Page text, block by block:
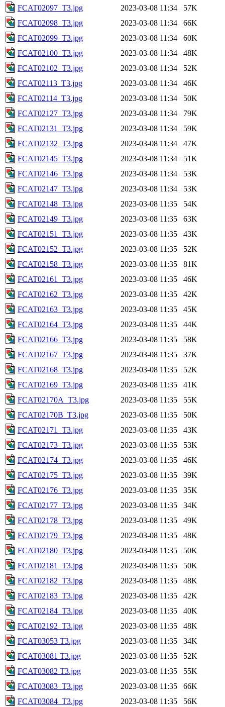
FCAT02097_T3.jpg 2023-03-08 11:34
57K
FCAT02098_T3.jpg
2023-03-08 11:34
66K
FCAT02099_T3.jpg
2023-03-08 11:34
60K
FCAT02100_T3.jpg
2023-03-08 11:34
48K
FCAT02102_T3.jpg
2023-03-08 11:34
52K
FCAT02113_T3.jpg
2023-03-08 11:34
46K
FCAT02114_T3.jpg
2023-03-08 11:34
50K
FCAT02127_T3.jpg
2023-03-08 11:34
79K
FCAT02131_T3.jpg
2023-03-08 11:34
59K
FCAT02132_T3.jpg
2023-03-08 11:34
47K
FCAT02145_T3.jpg
2023-03-08 11:34
51K
FCAT02146_T3.jpg
2023-03-08 11:34
53K
FCAT02147_T3.jpg
2023-03-08 11:34
53K
FCAT02148_T3.jpg
2023-03-08 11:35
54K
FCAT02149_T3.jpg
2023-03-08 11:35
63K
FCAT02151_T3.jpg
2023-03-08 11:35
43K
FCAT02152_T3.jpg
2023-03-08 11:35
52K
FCAT02158_T3.jpg
2023-03-08 11:35
81K
FCAT02161_T3.jpg
2023-03-08 11:35
46K
FCAT02162_T3.jpg
2023-03-08 11:35
42K
FCAT02163_T3.jpg
2023-03-08 11:35
45K
FCAT02164_T3.jpg
2023-03-08 11:35
44K
FCAT02166_T3.jpg
2023-03-08 11:35
58K
FCAT02167_T3.jpg
2023-03-08 11:35
37K
FCAT02168_T3.jpg
2023-03-08 11:35
52K
FCAT02169_T3.jpg
2023-03-08 11:35
41K
FCAT02170A_T3.jpg
2023-03-08 11:35
55K
FCAT02170B_T3.jpg
2023-03-08 11:35
50K
FCAT02171_T3.jpg
2023-03-08 11:35
43K
FCAT02173_T3.jpg
2023-03-08 11:35
53K
FCAT02174_T3.jpg
2023-03-08 11:35
46K
FCAT02175_T3.jpg
2023-03-08 11:35
39K
FCAT02176_T3.jpg
2023-03-08 11:35
35K
FCAT02177_T3.jpg
2023-03-08 11:35
34K
FCAT02178_T3.jpg
2023-03-08 11:35
49K
FCAT02179_T3.jpg
2023-03-08 11:35
48K
FCAT02180_T3.jpg
2023-03-08 11:35
50K
FCAT02181_T3.jpg
2023-03-08 11:35
50K
FCAT02182_T3.jpg
2023-03-08 11:35
48K
FCAT02183_T3.jpg
2023-03-08 11:35
42K
FCAT02184_T3.jpg
2023-03-08 11:35
40K
FCAT02192_T3.jpg
2023-03-08 11:35
48K
FCAT03053 T3.jpg
2023-03-08 11:35
34K
FCAT03081 T3.jpg
2023-03-08 11:35
52K
FCAT03082 T3.jpg
2023-03-08 11:35
55K
FCAT03083_T3.jpg
2023-03-08 11:35
66K
FCAT03084_T3.jpg
2023-03-08 11:35
56K